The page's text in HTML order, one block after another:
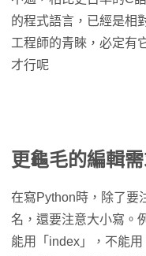
的程式語言，已經是相
工程師的青睞，必定有
才行呢
更龜毛的編輯
在寫Python時，除了要
名，還要注意大小寫。
能用「index」，不能